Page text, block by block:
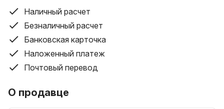
Категория товара: серп ручной;
Материал: нержавеющая сталь, алюминий;
Складная конструкция;
Длинна общая: 50 см;
Длина прорезиненной рукояти: 10 см
Лезвие: длина 23 см, ширина 4.0 см;
Наличный расчет
Безналичный расчет
Банковская карточка
Наложенный платеж
Почтовый перевод
О продавце